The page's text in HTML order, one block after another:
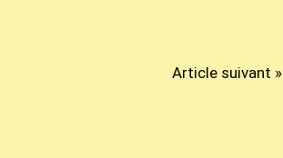
Article suivant »